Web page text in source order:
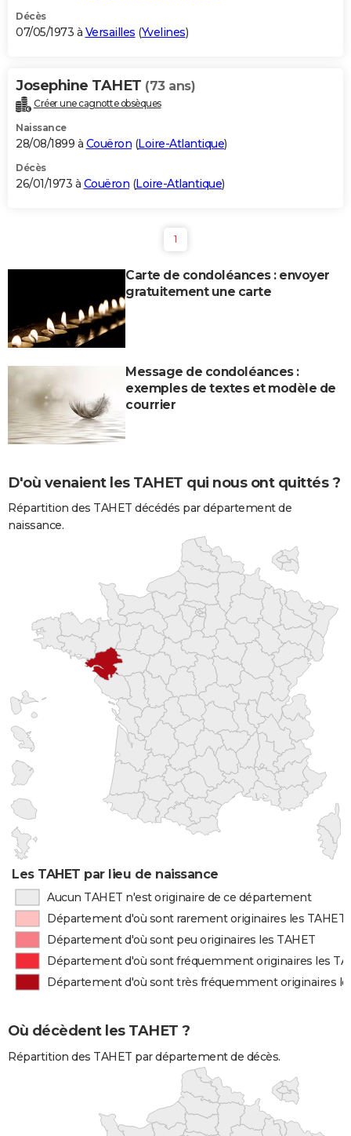
Décès
07/05/1973 à Versailles (Yvelines)
Josephine TAHET (73 ans)
Créer une cagnotte obsèques
Naissance
28/08/1899 à Couëron (Loire-Atlantique)
Décès
26/01/1973 à Couëron (Loire-Atlantique)
1
Carte de condoléances : envoyer
gratuitement une carte
Message de condoléances :
exemples de textes et modèle de
courrier
D'où venaient les TAHET qui nous ont quittés ?
Répartition des TAHET décédés par département de
naissance.
Les TAHET par lieu de naissance
Aucun TAHET n'est originaire de ce département
Département d'où sont rarement originaires les TAHET
Département d'où sont peu originaires les TAHET
Département d'où sont fréquemment originaires les
Département d'où sont très fréquemment originaires
Où décèdent les TAHET ?
Répartition des TAHET par département de décès.